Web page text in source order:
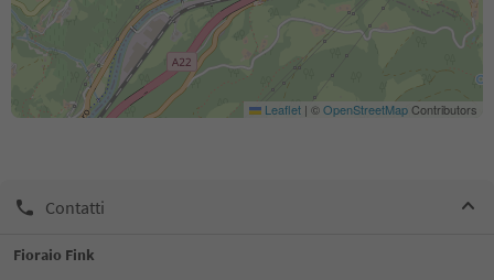
Leaflet | ©OpenStreetMapContributors
Contatti
Fioraio Fink